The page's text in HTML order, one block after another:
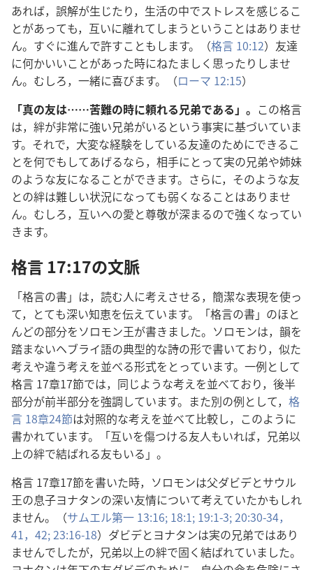
あれば， 誤解が生じたり， 生活の中でストレスを感じるこ
とがあっても， 互いに離れてしまうということはありませ
ん。すぐに進んで許すこともします。（格言 10:12） 友達
に何かいいことがあった時にねたましく 思ったりしませ
ん。むしろ， 一緒に喜びます。（ローマ 12:15）
「真の友は……苦難の時に頼れる兄弟である」。 この格言
は， 絆が非常に強い兄弟がいるという事実に基づいていま
す。それで， 大変な経験をしている友達のためにできるこ
とを何でもしてあげるなら， 相手にとって実の兄弟や姉妹
のような友になることができます。さらに，そのような友
との絆は難しい状況になっても弱くなることはありませ
ん。むしろ， 互いへの愛と尊敬が深まるので強くなってい
きます。
格言 17:17の文脈
「格言の書 」は， 読む人に考えさせる， 簡潔な表現を使っ
て，とても深い知恵を伝えています。「格言の書 」のほと
んどの部分をソロモン王が書きました。ソロモンは， 韻を
踏まないヘブライ語の典型的な詩の形で書いており， 似た
考えや違う考えを並べる形式をとっています。 一例として
格言 17章17節では， 同じような考えを並べており， 後半
部分が前半部分を強調しています。また別の例として， 格
言 18章24節は対照的な考えを並べて比較し，このように
書かれています。「互いを傷つける友人もいれば， 兄弟以
上の絆で結ばれる友もいる」。
格言 17章17節を書いた時，ソロモンは父ダビデとサウル
王の息子ヨナタンの深い友情について考えていたかもしれ
ません。（サムエル第一 13:16; 18:1; 19:1-3;20:30-34，
41，42;23:16-18）ダビデとヨナタンは実の兄弟ではあり
ませんでしたが， 兄弟以 上の絆で固く 結ばれていました。